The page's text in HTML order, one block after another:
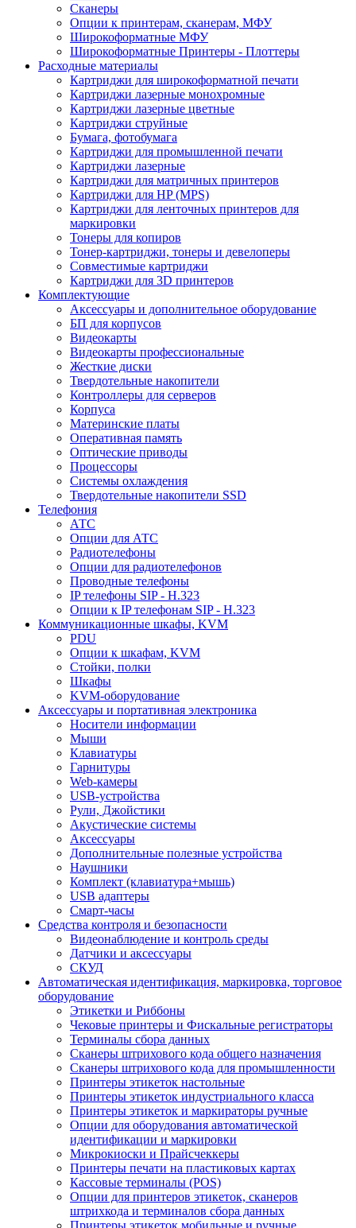
Сканеры
Опции к принтерам, сканерам, МФУ
Широкоформатные МФУ
Широкоформатные Принтеры - Плоттеры
Расходные материалы
Картриджи для широкоформатной печати
Картриджи лазерные монохромные
Картриджи лазерные цветные
Картриджи струйные
Бумага, фотобумага
Картриджи для промышленной печати
Картриджи лазерные
Картриджи для матричных принтеров
Картриджи для HP (MPS)
Картриджи для ленточных принтеров для
маркировки
Тонеры для копиров
Тонер-картриджи, тонеры и девелоперы
Совместимые картриджи
Картриджи для 3D принтеров
Комплектующие
Аксессуары и дополнительное оборудование
БП для корпусов
Видеокарты
Видеокарты профессиональные
Жесткие диски
Твердотельные накопители
Контроллеры для серверов
Корпуса
Материнские платы
Оперативная память
Оптические приводы
Процессоры
Системы охлаждения
Твердотельные накопители SSD
Телефония
АТС
Опции для АТС
Радиотелефоны
Опции для радиотелефонов
Проводные телефоны
IP телефоны SIP - H.323
Опции к IP телефонам SIP - H.323
Коммуникационные шкафы, KVM
PDU
Опции к шкафам, KVM
Стойки, полки
Шкафы
KVM-оборудование
Аксессуары и портативная электроника
Носители информации
Мыши
Клавиатуры
Гарнитуры
Web-камеры
USB-устройства
Рули, Джойстики
Акустические системы
Аксессуары
Дополнительные полезные устройства
Наушники
Комплект (клавиатура+мышь)
USB адаптеры
Смарт-часы
Средства контроля и безопасности
Видеонаблюдение и контроль среды
Датчики и аксессуары
СКУД
Автоматическая идентификация, маркировка, торговое
оборудование
Этикетки и Риббоны
Чековые принтеры и Фискальные регистраторы
Терминалы сбора данных
Сканеры штрихового кода общего назначения
Сканеры штрихового кода для промышленности
Принтеры этикеток настольные
Принтеры этикеток индустриального класса
Принтеры этикеток и маркираторы ручные
Опции для оборудования автоматической
идентификации и маркировки
Микрокиоски и Прайсчеккеры
Принтеры печати на пластиковых картах
Кассовые терминалы (POS)
Опции для принтеров этикеток, сканеров
штрихкода и терминалов сбора данных